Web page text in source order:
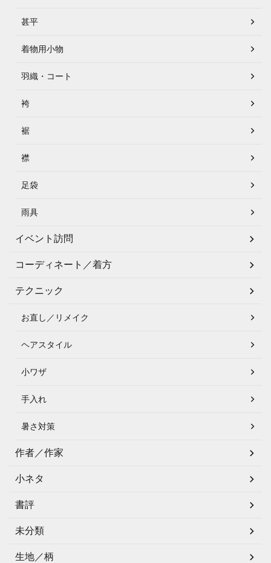
甚平
着物用小物
羽織・コート
袴
裾
襟
足袋
雨具
イベント訪問
コーディネート／着方
テクニック
お直し／リメイク
ヘアスタイル
小ワザ
手入れ
暑さ対策
作者／作家
小ネタ
書評
未分類
生地／柄